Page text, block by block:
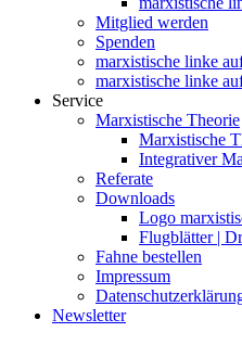
Mitglied werden
Spenden
marxistische linke
marxistische linke
Service
Marxistische Theorie
Marxistische
Integrativer
Referate
Downloads
Logo
Flugblätter |
Fahne bestellen
Impressum
Newsletter